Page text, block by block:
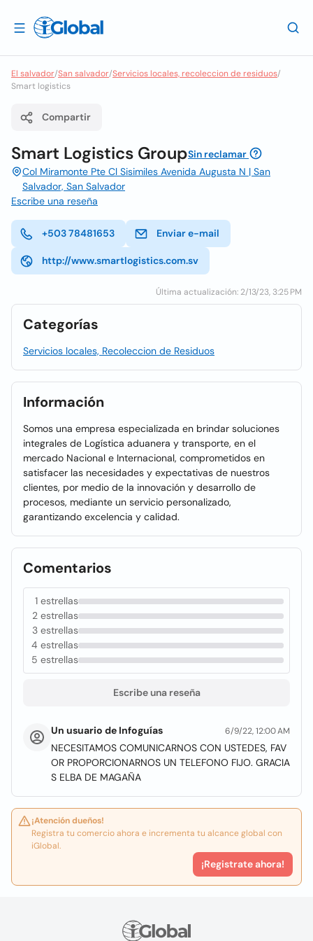
El salvador/San salvador/Servicios locales, recoleccion de residuos/
Smart logistics
Compartir
Smart Logistics GroupSin reclamar
Col Miramonte Pte Cl Sisimiles Avenida Augusta N | San
Salvador, San Salvador
Escribe una reseña
+503 78481653 Enviar e-mail
http://www.smartlogistics.com.sv
Última actualización: 2/13/23, 3:25 PM
Categorías
Servicios locales, Recoleccion de Residuos
Información
Somos una empresa especializada en brindar soluciones
integrales de Logística aduanera y transporte, en el
mercado Nacional e Internacional, comprometidos en
satisfacer las necesidades y expectativas de nuestros
clientes, por medio de la innovación y desarrollo de
procesos, mediante un servicio personalizado,
garantizando excelencia y calidad.
Comentarios
1 estrellas
2 estrellas
3 estrellas
4 estrellas
5 estrellas
Escribe una reseña
Un usuario de Infoguías 6/9/22, 12:00 AM
NECESITAMOS COMUNICARNOS CON USTEDES, FAV
OR PROPORCIONARNOS UN TELEFONO FIJO. GRACIA
S ELBA DE MAGAÑA
¡Atención dueños!
Registra tu comercio ahora e incrementa tu alcance global con
iGlobal.
¡Registrate ahora!